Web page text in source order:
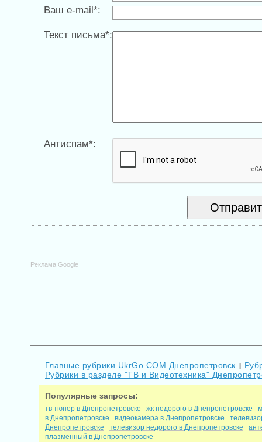
Ваш e-mail*:
Текст письма*:
Антиспам*:
Реклама Google
Главные рубрики UkrGo.COM Днепропетровск
Рубрики в разделе "ТВ и Видеотехника"
Популярные запросы:
тв тюнер в Днепропетровске жк недорого в Днепропетровске
в Днепропетровске
видеокамера в Днепропетровске
Днепропетровске
телевизор недорого в Днепропетровске
плазменный в Днепропетровске